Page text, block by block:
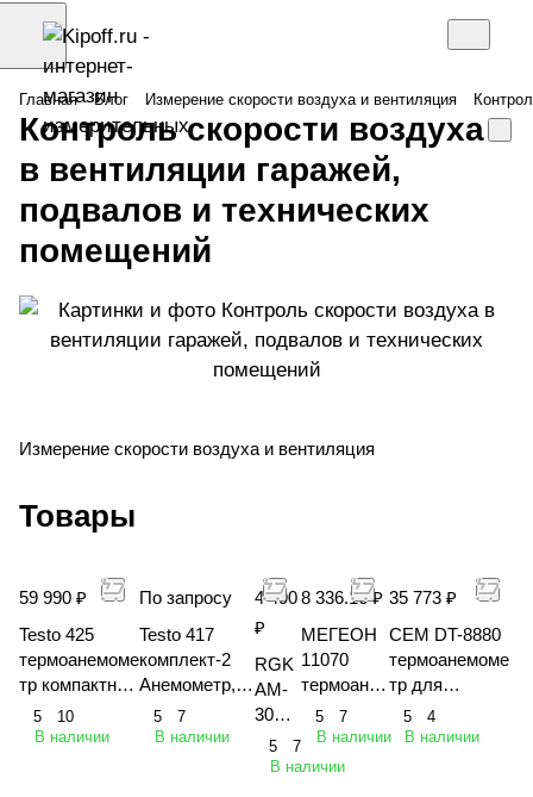
Главная Блог Измерение скорости воздуха и вентиляция
Контроль скорости воздуха
в вентиляции гаражей,
подвалов и технических
помещений
Измерение скорости воздуха и вентиляция
Товары
59 990 ₽
Testo 425
термоанемоме
тр компактный
подключение
5
10
В наличии
По запросу
Testo 417
комплект-2
Анемометр,
набор
воронок и
5
7
В наличии
4 490
₽
RGK
AM-
30
терм
оане
5
7
В наличии
8 336.16 ₽
МЕГЕОН
11070
термоане
мометр
цифровой
с Bluetooth
5
7
В наличии
35 773 ₽
CEM DT-8880
термоанемоме
тр для
измерения
скорости ветра
5
4
В наличии